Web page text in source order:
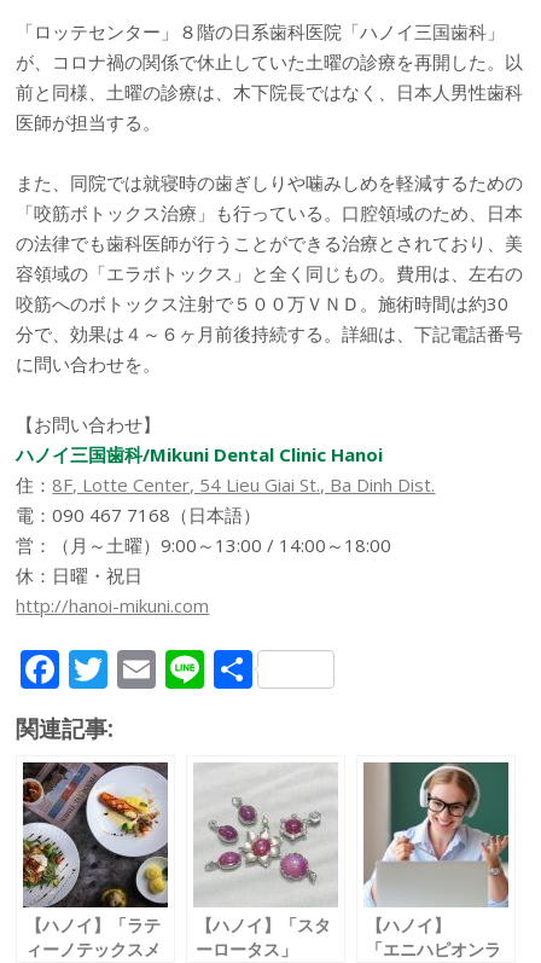
「ロッテセンター」８階の日系歯科医院「ハノイ三国歯科」
が、コロナ禍の関係で休止していた土曜の診療を再開した。以
前と同様、土曜の診療は、木下院長ではなく、日本人男性歯科
医師が担当する。
また、同院では就寝時の歯ぎしりや噛みしめを軽減するための
「咬筋ボトックス治療」も行っている。口腔領域のため、日本
の法律でも歯科医師が行うことができる治療とされており、美
容領域の「エラボトックス」と全く同じもの。費用は、左右の
咬筋へのボトックス注射で５００万ＶＮＤ。施術時間は約30
分で、効果は４～６ヶ月前後持続する。詳細は、下記電話番号
に問い合わせを。
【お問い合わせ】
ハノイ三国歯科/Mikuni Dental Clinic Hanoi
住：8F, Lotte Center, 54 Lieu Giai St., Ba Dinh Dist.
電：090 467 7168（日本語）
営：（月～土曜）9:00～13:00 / 14:00～18:00
休：日曜・祝日
http://hanoi-mikuni.com
F
ac
e
b
o
o
k
T
itt
er
E
l
Li 共
関連記事:
【ハノイ】「ラテ
ィーノテックスメ
【ハノイ】「スタ
ーロータス」
【ハノイ】
「エニハピオンラ